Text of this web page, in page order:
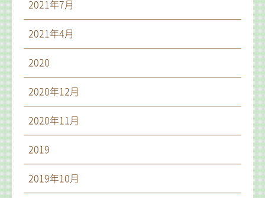
2021年7月
2021年4月
2020
2020年12月
2020年11月
2019
2019年10月